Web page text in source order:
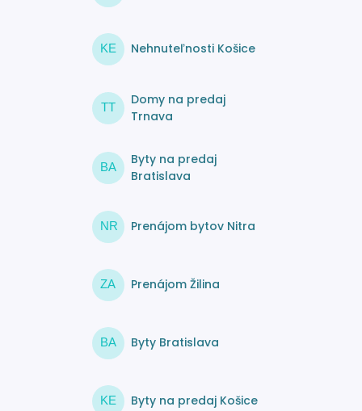
KE Nehnuteľnosti Košice
TT
Domy na predaj
Trnava
BA
Byty na predaj
Bratislava
NR Prenájom bytov Nitra
ZA Prenájom Žilina
BA Byty Bratislava
KE Byty na predaj Košice